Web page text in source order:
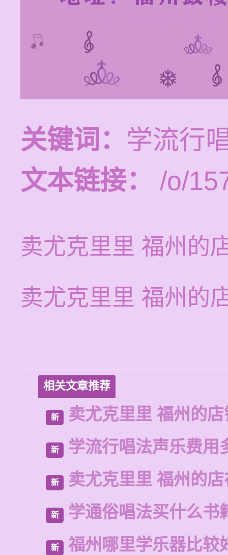
关键词： 学流行
文本链接：
/o/
卖尤克里里 福州的
卖尤克里里 福州的
相关文章推荐
新 卖尤克里里 福州的
新 学流行唱法声乐费用
新 卖尤克里里 福州的
新 学通俗唱法买什么书
新 福州哪里学乐器比较